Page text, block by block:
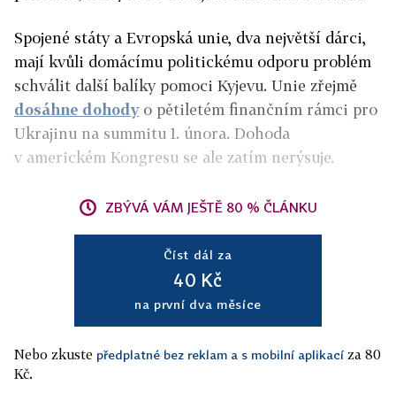
Spojené státy a Evropská unie, dva největší dárci,
mají kvůli domácímu politickému odporu problém
schválit další balíky pomoci Kyjevu. Unie zřejmě
dosáhne dohodyo pětiletém finančním rámci pro
Ukrajinu na summitu 1. února. Dohoda
v americkém Kongresu se ale zatím nerýsuje.
ZBÝVÁ VÁM JEŠTĚ 80 % ČLÁNKU
Číst dál za
40 Kč
na první dva měsíce
Nebo zkuste předplatné bez reklam a s mobilní aplikací za 80
Kč.